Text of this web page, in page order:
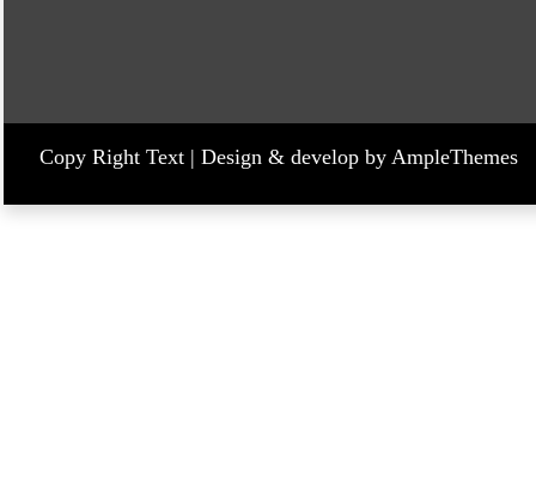
Copy Right Text | Design & develop by AmpleThemes